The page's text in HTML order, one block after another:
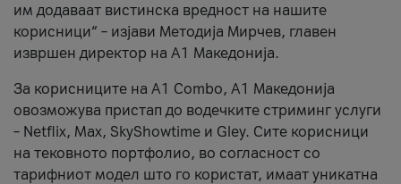
им додаваат вистинска вредност на нашите
корисници“ – изјави Методија Мирчев, главен
извршен директор на А1 Македонија.
За корисниците на A1 Combo, А1 Македонија
овозможува пристап до водечките стриминг услуги
– Netflix, Max, SkyShowtime и Gley. Сите корисници
на тековното портфолио, во согласност со
тарифниот модел што го користат, имаат уникатна